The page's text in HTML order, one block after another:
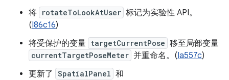
将 rotateToLookAtUser 标记为实验性 API。
(I86c16)
将受保护的变量 targetCurrentPose 移至局部变量
currentTargetPoseMeter 并重命名。(Ia557c)
更新了 SpatialPanel 和